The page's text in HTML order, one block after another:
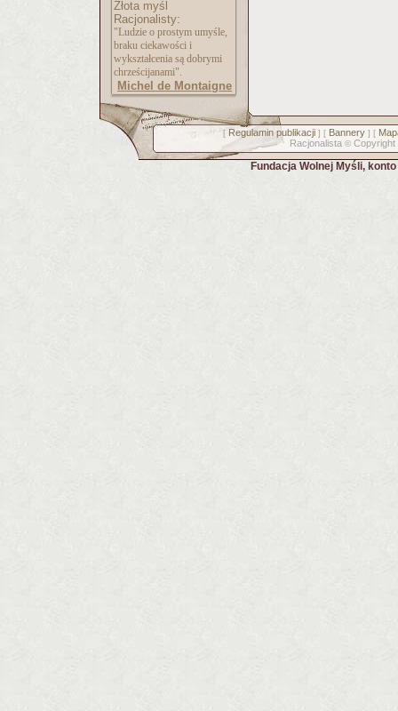
Złota myśl
Racjonalisty:
"Ludzie o prostym umyśle,
braku ciekawości i
wykształcenia są dobrymi
chrześcijanami".
Michel de Montaigne
[ Regulamin publikacji] [ Bannery] [
Racjonalista © Copyright
Fundacja Wolnej Myśli,